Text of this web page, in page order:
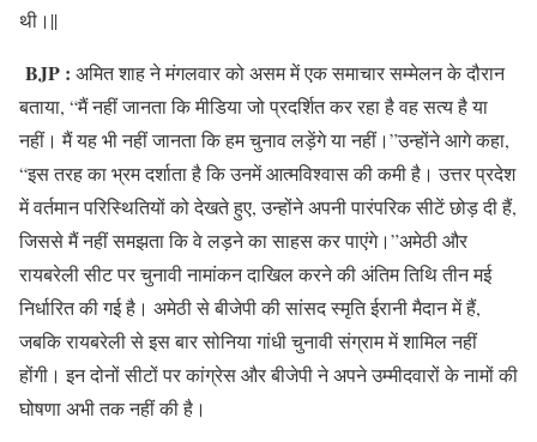
थी।||
BJP : अमित शाह ने मंगलवार को असम में एक समाचार सम्मेलन के दौरान
बताया, “मैं नहीं जानता कि मीडिया जो प्रदर्शित कर रहा है वह सत्य है या
नहीं। मैं यह भी नहीं जानता कि हम चुनाव लड़ेंगे या नहीं।”उन्होंने आगे कहा,
“इस तरह का भ्रम दर्शाता है कि उनमें आत्मविश्वास की कमी है। उत्तर प्रदेश
में वर्तमान परिस्थितियों को देखते हुए, उन्होंने अपनी पारंपरिक सीटें छोड़ दी हैं,
जिससे मैं नहीं समझता कि वे लड़ने का साहस कर पाएंगे।”अमेठी और
रायबरेली सीट पर चुनावी नामांकन दाखिल करने की अंतिम तिथि तीन मई
निर्धारित की गई है। अमेठी से बीजेपी की सांसद स्मृति ईरानी मैदान में हैं,
जबकि रायबरेली से इस बार सोनिया गांधी चुनावी संग्राम में शामिल नहीं
होंगी। इन दोनों सीटों पर कांग्रेस और बीजेपी ने अपने उम्मीदवारों के नामों की
घोषणा अभी तक नहीं की है।